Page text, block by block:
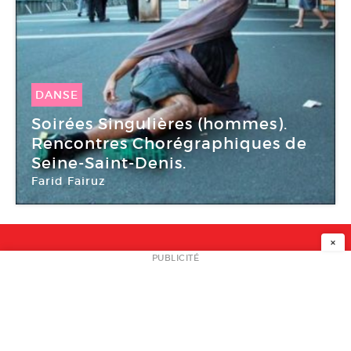
DANSE
26 Mai -28 Mai 2015
Soirées Singulières (hommes).
Rencontres Chorégraphiques de
Seine-Saint-Denis.
Farid Fairuz
Théâtre Le Colombier
NEWSLETTER
×
PUBLICITÉ